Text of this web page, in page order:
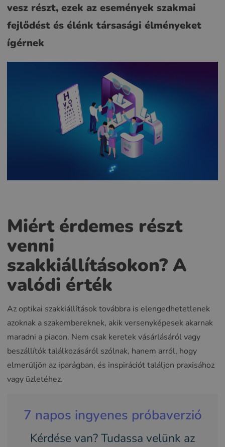
vesz részt, ezek az események szakmai
fejlődést és élénk társasági élményeket
ígérnek
Miért érdemes részt
venni
szakkiállításokon? A
valódi érték
Az optikai szakkiállítások továbbra is elengedhetetlenek
azoknak a szakembereknek, akik versenyképesek akarnak
maradni a piacon. Nem csak keretek vásárlásáról vagy
beszállítók találkozásáról szólnak, hanem arról, hogy
elmerüljön az iparágban, és inspirációt találjon praxisához
vagy üzletéhez.
7 napos ingyenes próbaverzió
Kérdése van? Tudassa velünk az